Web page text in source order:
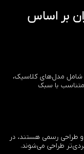
بر اساس
شامل مدل‌های کلاسیک،
با سبک
طراحی رسمی هستند، در
طراحی می‌شوند.